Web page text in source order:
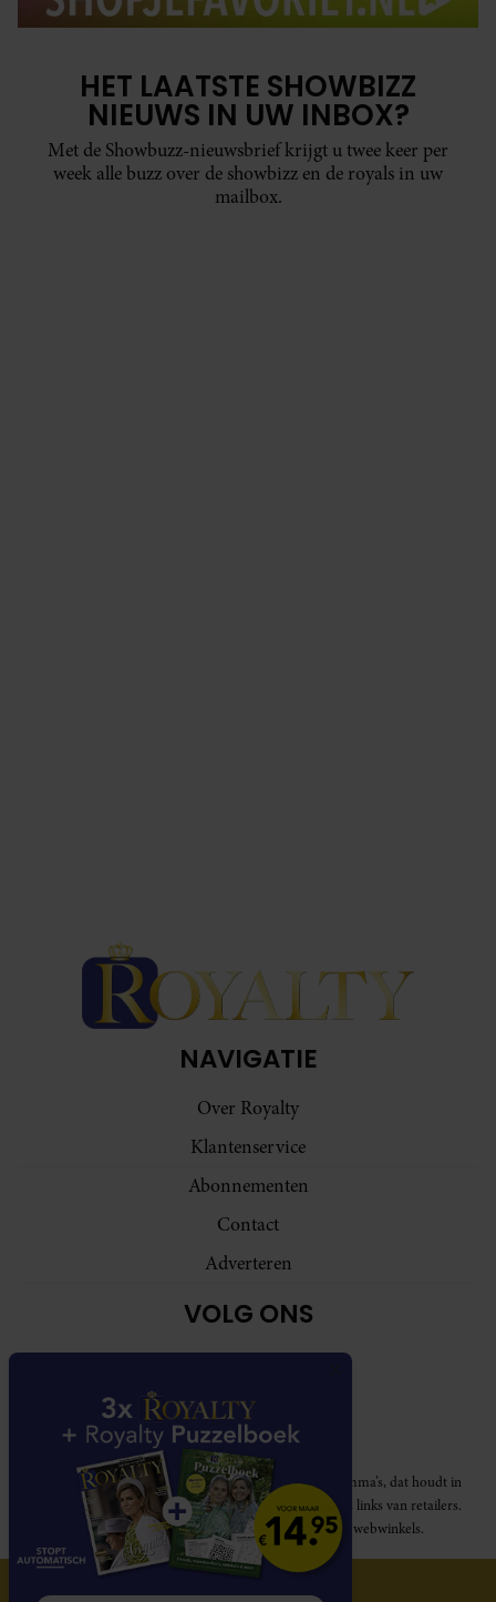
HET LAATSTE SHOWBIZZ
NIEUWS IN UW INBOX?
Met de Showbuzz-nieuwsbrief krijgt u twee keer per
week alle buzz over de showbizz en de royals in uw
mailbox.
NAVIGATIE
Over Royalty
Klantenservice
Abonnementen
Contact
Adverteren
VOLG ONS
Royalty participeert in diverse affiliate marketing programma’s, dat houdt in
dat Royalty commissies ontvangt voor aankopen middels links van retailers.
Deze website wordt niet gesponsord door de genoemde webwinkels.